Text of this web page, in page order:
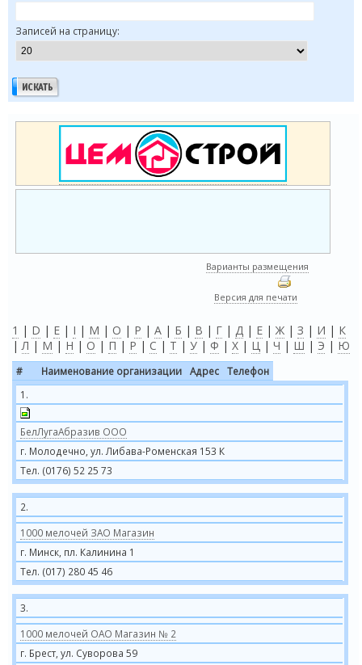
Записей на страницу:
Варианты размещения
Версия для печати
1 | D | E | I | M | O | P | А | Б | В | Г | Д | Е | Ж | З | И | К
|Л | М | Н | О | П | Р | С | Т | У | Ф | Х | Ц | Ч | Ш | Э | Ю
# Наименование организации Адрес
Телефон
1.
БелЛугаАбразив ООО
г. Молодечно, ул. Либава-Роменская 153 К
Тел. (0176) 52 25 73
2.
1000 мелочей ЗАО Магазин
г. Минск, пл. Калинина 1
Тел. (017) 280 45 46
3.
1000 мелочей ОАО Магазин № 2
г. Брест, ул. Суворова 59